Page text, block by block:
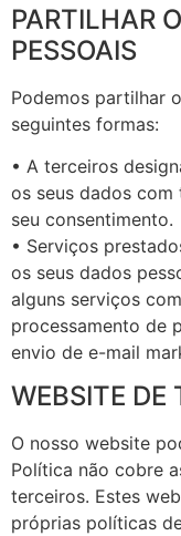
PARTILHAR
PESSOAIS
Podemos partilhar
seguintes formas:
• A terceiros
os seus dados
seu consentimento.
• Serviços
os seus dados
alguns serviços
processamento de
envio de e-mail
WEBSITE DE
O nosso website
Política não cobre
terceiros. Estes
próprias políticas